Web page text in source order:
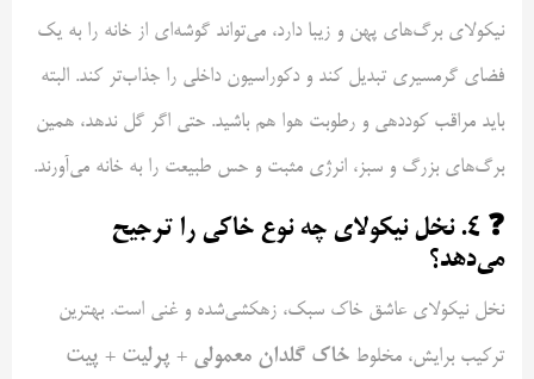
نیکولای برگ‌های پهن و زیبا دارد، می‌تواند گوشه‌ای از خانه را به یک
فضای گرمسیری تبدیل کند و دکوراسیون داخلی را جذاب‌تر کند. البته
باید مراقب کوددهی و رطوبت هوا هم باشید. حتی اگر گل ندهد، همین
برگ‌های بزرگ و سبز، انرژی مثبت و حس طبیعت را به خانه می‌آورند.
❓ ۴. نخل نیکولای چه نوع خاکی را ترجیح
می‌دهد؟
نخل نیکولای عاشق خاک سبک، زهکشی‌شده و غنی است. بهترین
ترکیب برایش، مخلوط خاک گلدان معمولی + پرلیت + پیت